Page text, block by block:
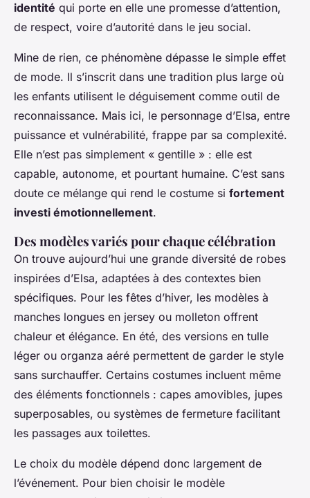
identité qui porte en elle une promesse d’attention,
de respect, voire d’autorité dans le jeu social.
Mine de rien, ce phénomène dépasse le simple effet
de mode. Il s’inscrit dans une tradition plus large où
les enfants utilisent le déguisement comme outil de
reconnaissance. Mais ici, le personnage d’Elsa, entre
puissance et vulnérabilité, frappe par sa complexité.
Elle n’est pas simplement « gentille » : elle est
capable, autonome, et pourtant humaine. C’est sans
doute ce mélange qui rend le costume si fortement
investi émotionnellement.
Des modèles variés pour chaque célébration
On trouve aujourd’hui une grande diversité de robes
inspirées d’Elsa, adaptées à des contextes bien
spécifiques. Pour les fêtes d’hiver, les modèles à
manches longues en jersey ou molleton offrent
chaleur et élégance. En été, des versions en tulle
léger ou organza aéré permettent de garder le style
sans surchauffer. Certains costumes incluent même
des éléments fonctionnels : capes amovibles, jupes
superposables, ou systèmes de fermeture facilitant
les passages aux toilettes.
Le choix du modèle dépend donc largement de
l’événement. Pour bien choisir le modèle